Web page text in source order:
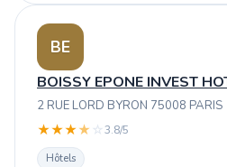
BE
BOISSY EPONE INVEST
2 RUE LORD BYRON 75008 PARIS
★★★★ ☆3.8/5
Hôtels